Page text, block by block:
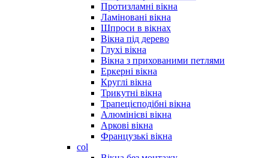
Протизламні вікна
Ламіновані вікна
Шпроси в вікнах
Вікна під дерево
Глухі вікна
Вікна з прихованими петлями
Еркерні вікна
Круглі вікна
Трикутні вікна
Трапецієподібні вікна
Алюмінієві вікна
Аркові вікна
Французькі вікна
col